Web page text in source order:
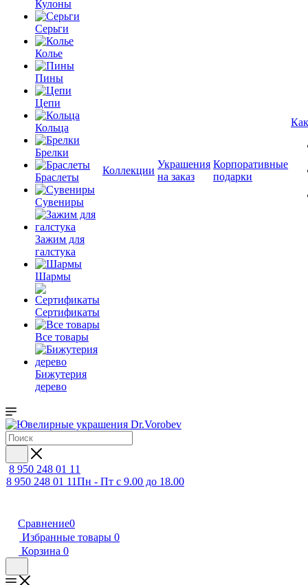
Кулоны
Серьги
Колье
Пины
Цепи
Кольца
Брелки
Браслеты
Сувениры
Зажим для
галстука
Шармы
Сертификаты
Все товары
Бижутерия
дерево
Коллекции
Украшения
на заказ
Корпоративные
подарки
8 950 248 01 11
8 950 248 01 11Пн - Пт с 9.00 до 18.00
Сравнение0
Избранные товары 0
Корзина 0